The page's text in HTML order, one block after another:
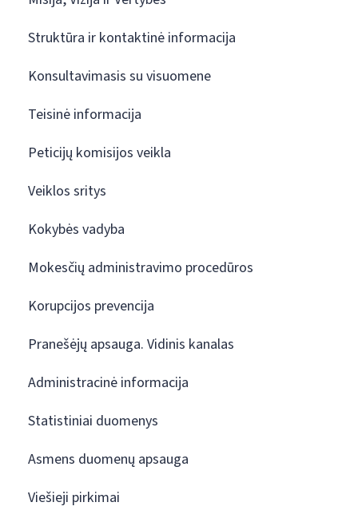
Struktūra ir kontaktinė informacija
Konsultavimasis su visuomene
Teisinė informacija
Peticijų komisijos veikla
Veiklos sritys
Kokybės vadyba
Mokesčių administravimo procedūros
Korupcijos prevencija
Pranešėjų apsauga. Vidinis kanalas
Administracinė informacija
Statistiniai duomenys
Asmens duomenų apsauga
Viešieji pirkimai